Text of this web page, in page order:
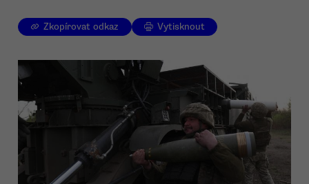
Zkopírovat odkaz Vytisknout